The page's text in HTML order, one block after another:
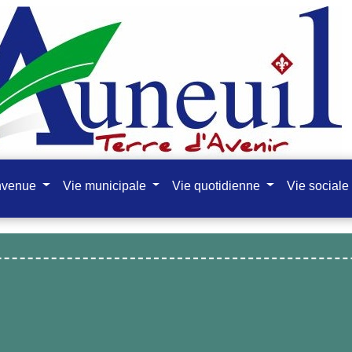
Vie municipale Vie quotidienne Vie sociale